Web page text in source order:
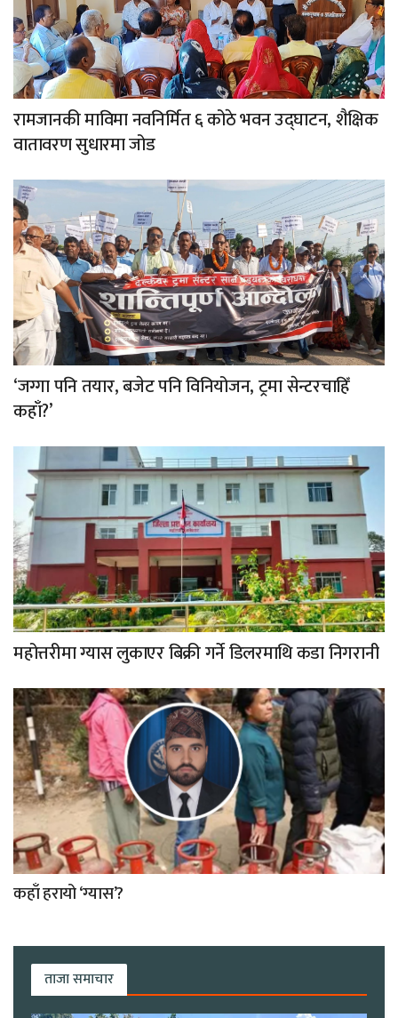
रामजानकी माविमा नवनिर्मित ६ कोठे भवन उद्घाटन, शैक्षिक
वातावरण सुधारमा जोड
‘जग्गा पनि तयार, बजेट पनि विनियोजन, ट्रमा सेन्टरचाहिँ
कहाँ?’
महोत्तरीमा ग्यास लुकाएर बिक्री गर्ने डिलरमाथि कडा निगरानी
कहाँ हरायो ‘ग्यास’?
ताजा समाचार